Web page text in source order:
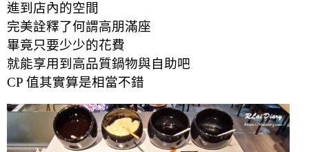
進到店內的空間
完美詮釋了何謂高朋滿座
畢竟只要少少的花費
就能享用到高品質鍋物與自助吧
CP 值其實算是相當不錯